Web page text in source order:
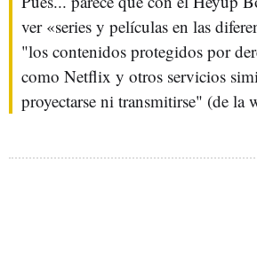
ver «series y películas en las
"los contenidos protegidos por
como Netflix y otros servicios
proyectarse ni transmitirse" (de la